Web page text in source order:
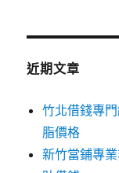
鍵
近期文章
竹北借錢專
脂價格
新竹當鋪專